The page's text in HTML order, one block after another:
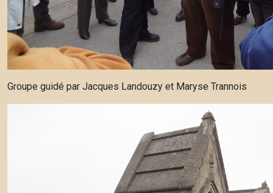
Groupe guidé par Jacques Landouzy et Maryse Trannois